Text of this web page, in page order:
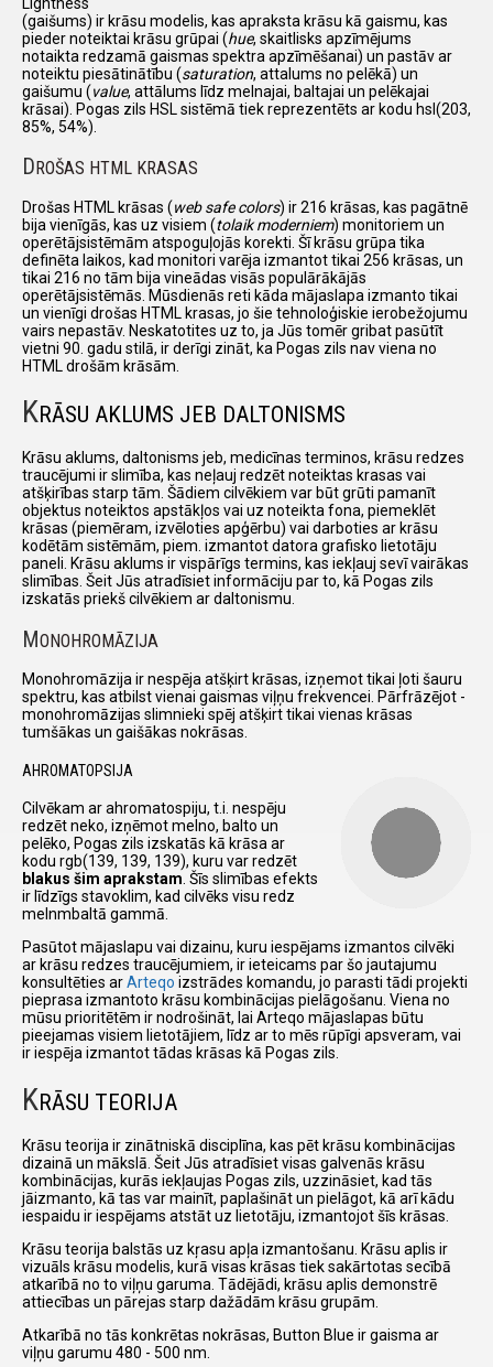
(gaišums) ir krāsu modelis, kas apraksta krāsu kā gaismu, kas
pieder noteiktai krāsu grūpai (hue, skaitlisks apzīmējums
notaikta redzamā gaismas spektra apzīmēšanai) un pastāv ar
noteiktu piesātinātību (saturation, attalums no pelēkā) un
gaišumu (value, attālums līdz melnajai, baltajai un pelēkajai
krāsai). Pogas zils HSL sistēmā tiek reprezentēts ar kodu hsl(203,
85%, 54%).
D ROŠAS HTML KRASAS
Drošas HTML krāsas (web safe colors) ir 216 krāsas, kas pagātnē
bija vienīgās, kas uz visiem (tolaik moderniem) monitoriem un
operētājsistēmām atspoguļojās korekti. Šī krāsu grūpa tika
definēta laikos, kad monitori varēja izmantot tikai 256 krāsas, un
tikai 216 no tām bija vineādas visās populārākājās
operētājsistēmās. Mūsdienās reti kāda mājaslapa izmanto tikai
un vienīgi drošas HTML krasas, jo šie tehnoloģiskie ierobežojumu
vairs nepastāv. Neskatotites uz to, ja Jūs tomēr gribat pasūtīt
vietni 90. gadu stilā, ir derīgi zināt, ka Pogas zils nav viena no
HTML drošām krāsām.
KRĀSU AKLUMS JEB DALTONISMS
Krāsu aklums, daltonisms jeb, medicīnas terminos, krāsu redzes
traucējumi ir slimība, kas neļauj redzēt noteiktas krasas vai
atšķirības starp tām. Šādiem cilvēkiem var būt grūti pamanīt
objektus noteiktos apstākļos vai uz noteikta fona, piemeklēt
krāsas (piemēram, izvēloties apģērbu) vai darboties ar krāsu
kodētām sistēmām, piem. izmantot datora grafisko lietotāju
paneli. Krāsu aklums ir vispārīgs termins, kas iekļauj sevī vairākas
slimības. Šeit Jūs atradīsiet informāciju par to, kā Pogas zils
izskatās priekš cilvēkiem ar daltonismu.
MONOHROMĀZIJA
Monohromāzija ir nespēja atšķirt krāsas, izņemot tikai ļoti šauru
spektru, kas atbilst vienai gaismas viļņu frekvencei. Pārfrāzējot -
monohromāzijas slimnieki spēj atšķirt tikai vienas krāsas
tumšākas un gaišākas nokrāsas.
AHROMATOPSIJA
Cilvēkam ar ahromatospiju, t.i. nespēju
redzēt neko, izņēmot melno, balto un
pelēko, Pogas zils izskatās kā krāsa ar
kodu rgb(139, 139, 139), kuru var redzēt
blakus šim aprakstam. Šīs slimības efekts
ir līdzīgs stavoklim, kad cilvēks visu redz
melnmbaltā gammā.
Pasūtot mājaslapu vai dizainu, kuru iespējams izmantos cilvēki
ar krāsu redzes traucējumiem, ir ieteicams par šo jautajumu
konsultēties arArteqo izstrādes komandu, jo parasti tādi projekti
pieprasa izmantoto krāsu kombinācijas pielāgošanu. Viena no
mūsu prioritētēm ir nodrošināt, lai Arteqo mājaslapas būtu
pieejamas visiem lietotājiem, līdz ar to mēs rūpīgi apsveram, vai
ir iespēja izmantot tādas krāsas kā Pogas zils.
KRĀSU TEORIJA
Krāsu teorija ir zinātniskā disciplīna, kas pēt krāsu kombinācijas
dizainā un mākslā. Šeit Jūs atradīsiet visas galvenās krāsu
kombinācijas, kurās iekļaujas Pogas zils, uzzināsiet, kad tās
jāizmanto, kā tas var mainīt, paplašināt un pielāgot, kā arī kādu
iespaidu ir iespējams atstāt uz lietotāju, izmantojot šīs krāsas.
Krāsu teorija balstās uz kŗasu apļa izmantošanu. Krāsu aplis ir
vizuāls krāsu modelis, kurā visas krāsas tiek sakārtotas secībā
atkarībā no to viļņu garuma. Tādējādi, krāsu aplis demonstrē
attiecības un pārejas starp dažādām krāsu grupām.
Atkarībā no tās konkrētas nokrāsas, Button Blue ir gaisma ar
viļņu garumu 480 - 500 nm.